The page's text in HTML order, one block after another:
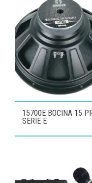
15700E BOCINA 15
SERIE E